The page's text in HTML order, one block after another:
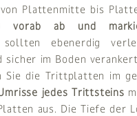
Plattenmitte bis
vorab ab und
ebenerdig
im Boden
Sie die Trittplatten im
jedes Trittsteins
aus. Die Tiefe der